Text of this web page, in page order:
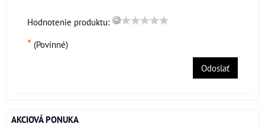
Hodnotenie produktu:
* (Povinné)
Odoslať
AKCIOVÁ PONUKA